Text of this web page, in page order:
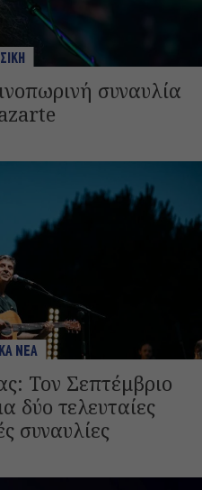
συναυλία
ΝΕΑ
Τον Σεπτέμβριο
δύο τελευταίες
συναυλίες